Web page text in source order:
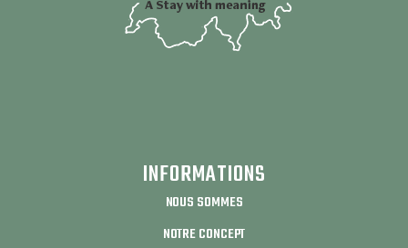
INFORMATIONS
NOUS SOMMES
NOTRE CONCEPT